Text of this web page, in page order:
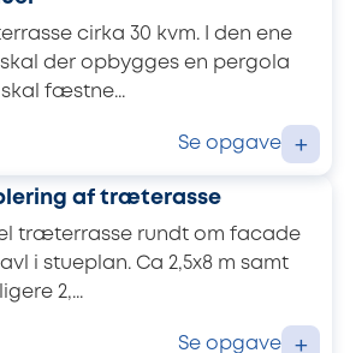
cirka 30 kvm. I den ene
der opbygges en pergola
fæstne...
Se opgave +
af træterasse
træterrasse rundt om facade
i stueplan. Ca 2,5x8 m samt
2,...
Se opgave +